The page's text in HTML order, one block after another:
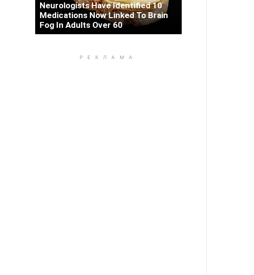
Neurologists Have Identified 10
Medications Now Linked To Brain
Fog In Adults Over 60